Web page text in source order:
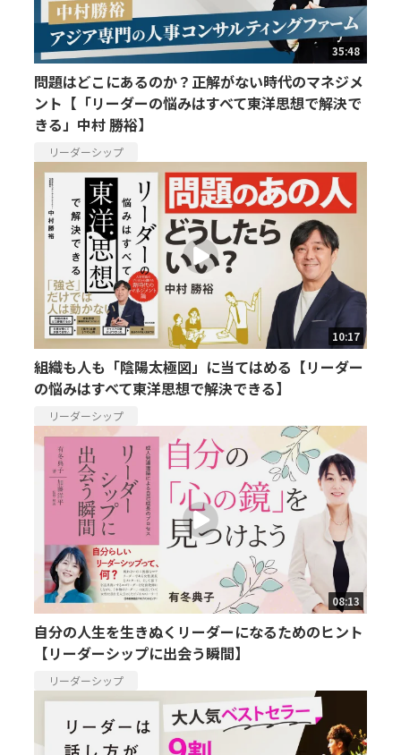
35:48
問題はどこにあるのか？正解がない時代のマネジメ
ント【「リーダーの悩みはすべて東洋思想で解決で
きる」中村 勝裕】
リーダーシップ
10:17
組織も人も「陰陽太極図」に当てはめる【リーダー
の悩みはすべて東洋思想で解決できる】
リーダーシップ
08:13
自分の人生を生きぬくリーダーになるためのヒント
【リーダーシップに出会う瞬間】
リーダーシップ